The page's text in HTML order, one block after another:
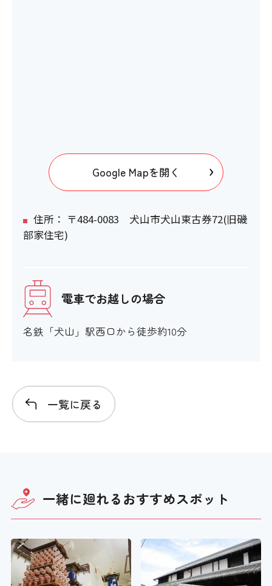
Google Mapを開く
住所： 〒484-0083 犬山市犬山東古券72(旧磯
部家住宅)
電車でお越しの場合
名鉄「犬山」駅西口から徒歩約10分
一覧に戻る
一緒に廻れるおすすめスポット